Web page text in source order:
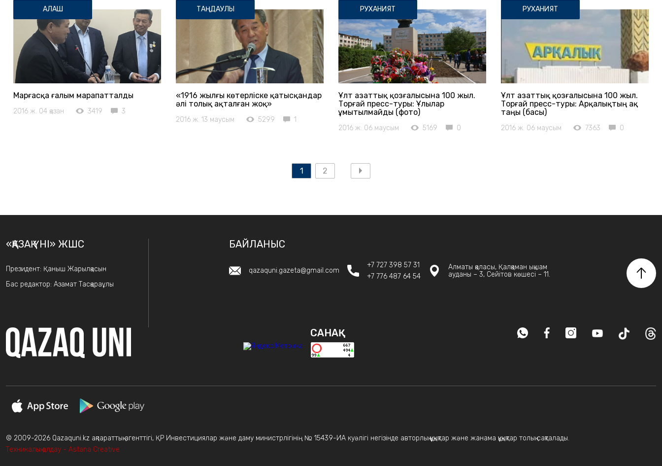
АЛАШ
Марғасқа ғалым марапатталды
2016 ж. 04 қазан 3419 3
ТАҢДАУЛЫ
«1916 жылғы көтерліске қатысқандар
әлі толық ақталған жоқ»
2016 ж. 13 маусым 5299 1
РУХАНИЯТ
Ұлт азаттық қозғалысына 100 жыл.
Торғай пресс-туры: Ұлылар
ұмытылмайды (фото)
2016 ж. 06 маусым 5169 0
РУХАНИЯТ
Ұлт азаттық қозғалысына 100 жыл.
Торғай пресс-туры: Арқалықтың ақ
таңы (басы)
2016 ж. 06 маусым 7363 0
1 2
«ҚАЗАҚ ҮНІ» ЖШС
Президент: Қаныш Жарылқасын
Бас редактор: Азамат Тасқараұлы
БАЙЛАНЫС
qazaquni.gazeta@gmail.com
+7 727 398 57 31
+7 776 487 64 54
Алматы қаласы, Қалқаман ықшам
ауданы – 3, Сейітов көшесі – 11.
САНАҚ
© 2009-2026 Qazaquni.kz ақпараттық агенттігі, ҚР Инвестициялар және даму министрлігінің № 15439-ИА куәлігі негізінде авторлық құқықтар және жанама құқықтар толық сақталады.
Техникалық қолдау - Astana Creative